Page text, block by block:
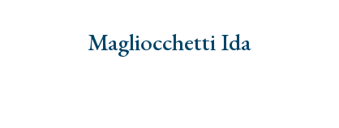
Magliocchetti Ida